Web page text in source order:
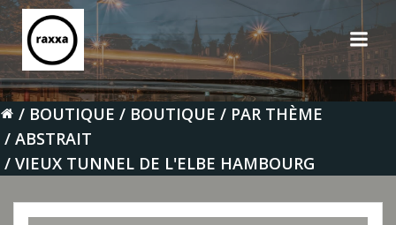
Aller
au
contenu
BOUTIQUE BOUTIQUE
PAR THÈME
ABSTRAIT
VIEUX TUNNEL DE L'ELBE HAMBOURG